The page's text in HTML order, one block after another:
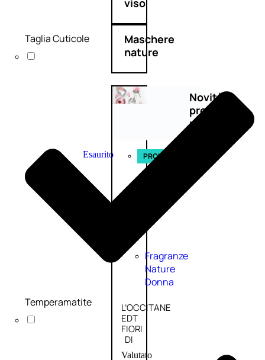
viso
Maschere
nature
Novità
profumi
nature
Esaurito PROMO
Fragranze
Nature
Donna
L’OCCITANE
EDT
FIORI
DI
Valutato
Taglia Cuticole
Temperamatite